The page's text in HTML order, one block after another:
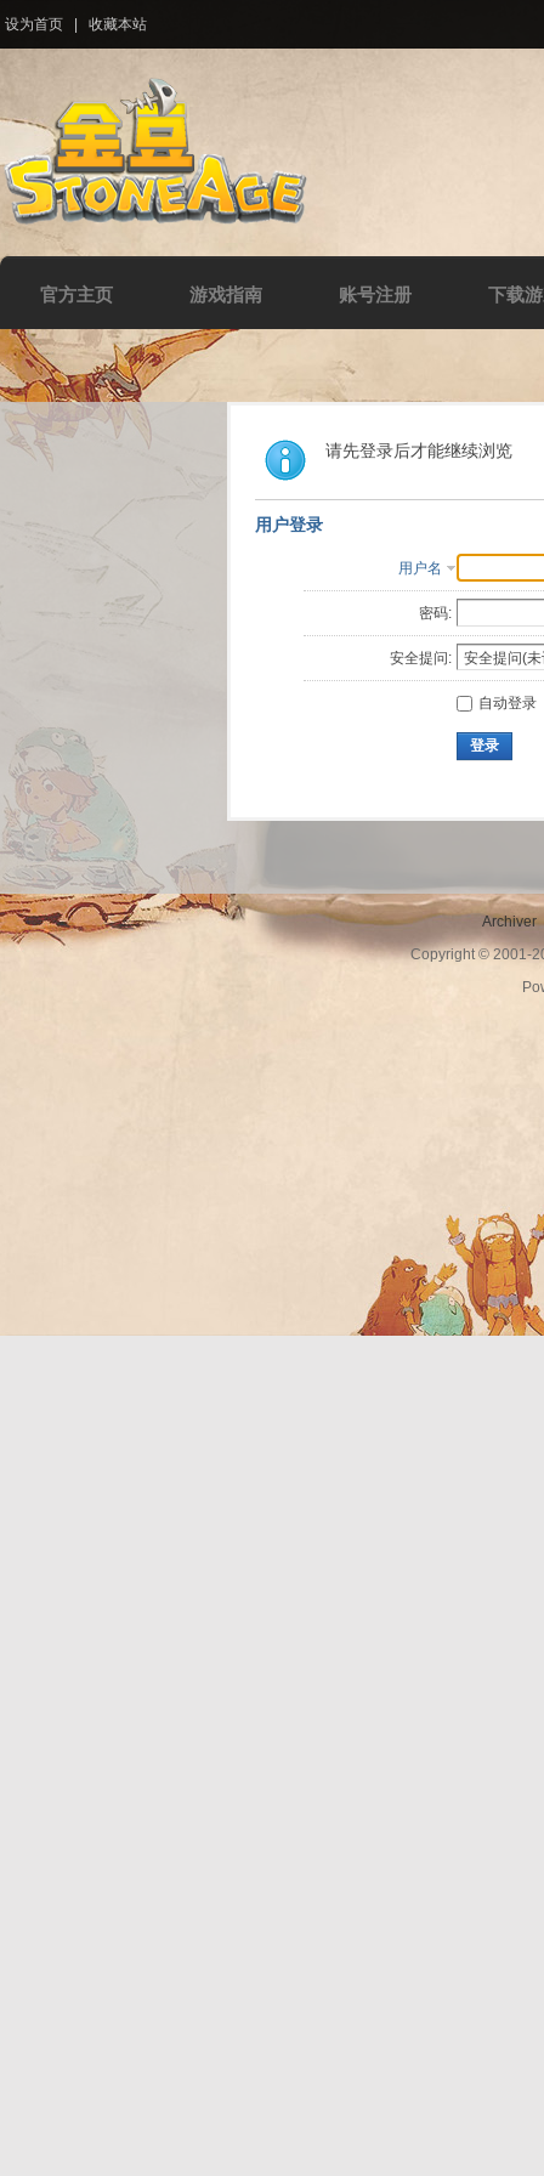
设为首页 收藏本站
官方主页 游戏指南 账号注册 下载
请先登录后才能继续浏览
用户登录
用户名
密码:
安全提问:
自动登录
登录
Archiver
Copyright © 2001-